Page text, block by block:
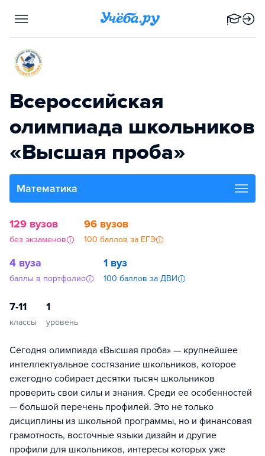
Всероссийская
олимпиада школьников
«Высшая проба»
Математика
129 вузов
без экзаменов
96 вузов
100 баллов за ЕГЭ
4 вуза
баллы в портфолио
1 вуз
100 баллов за ДВИ
7-11
классы
1
уровень
Сегодня олимпиада «Высшая проба» — крупнейшее
интеллектуальное состязание школьников, которое
ежегодно собирает десятки тысяч школьников
проверить свои силы и знания. Среди ее особенностей
— большой перечень профилей. Это не только
дисциплины из школьной программы, но и финансовая
грамотность, восточные языки дизайн и другие
профили для школьников, интересы которых уже